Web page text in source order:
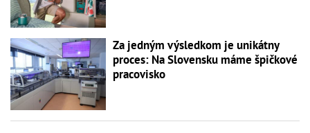
Za jedným výsledkom je unikátny
proces: Na Slovensku máme špičkové
pracovisko